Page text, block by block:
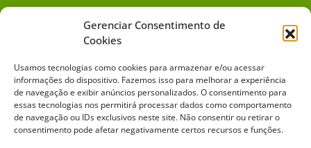
Gerenciar Consentimento de
Cookies
Usamos tecnologias como cookies para armazenar e/ou acessar
informações do dispositivo. Fazemos isso para melhorar a experiência
de navegação e exibir anúncios personalizados. O consentimento para
essas tecnologias nos permitirá processar dados como comportamento
de navegação ou IDs exclusivos neste site. Não consentir ou retirar o
consentimento pode afetar negativamente certos recursos e funções.
Mídia Kit